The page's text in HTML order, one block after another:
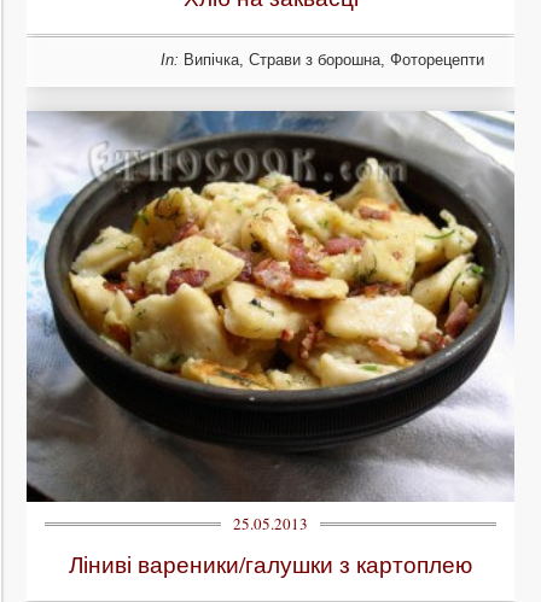
In: Випічка, Страви з борошна, Фоторецепти
25.05.2013
Ліниві вареники/галушки з картоплею